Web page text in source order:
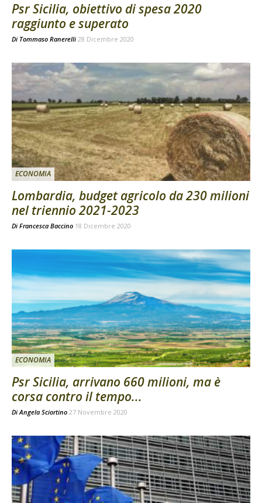
Psr Sicilia, obiettivo di spesa 2020
raggiunto e superato
Di Tommaso Ranerelli 28 Dicembre 2020
ECONOMIA
Lombardia, budget agricolo da 230 milioni
nel triennio 2021-2023
Di Francesca Baccino 18 Dicembre 2020
ECONOMIA
Psr Sicilia, arrivano 660 milioni, ma è
corsa contro il tempo...
DiAngela Sciortino 27 Novembre 2020